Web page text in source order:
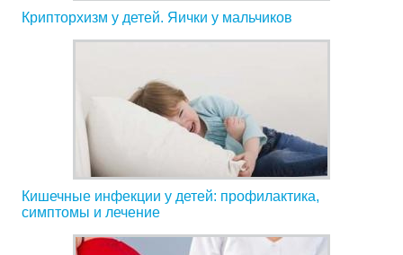
Крипторхизм у детей. Яички у мальчиков
Кишечные инфекции у детей: профилактика,
симптомы и лечение